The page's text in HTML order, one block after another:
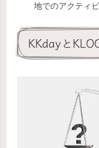
地でのアクティ
KKdayと